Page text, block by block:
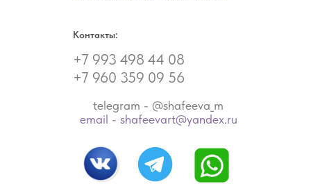
+7 993 498 44 08
+7 960 359 09 56
Контакты:
telegram - @shafeeva_m
email - shafeevart@yandex.ru